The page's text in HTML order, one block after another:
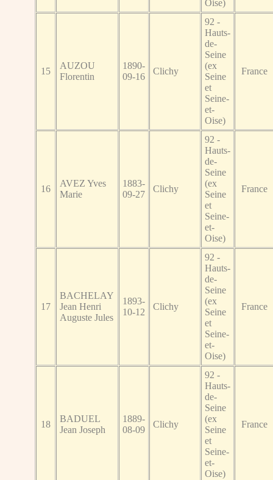
Oise)
15
AUZOU
Florentin
1890-
09-16
Clichy
92 -
Hauts-
de-
Seine
(ex
Seine
et
Seine-
et-
Oise)
France
16
AVEZ Yves
Marie
1883-
09-27
Clichy
92 -
Hauts-
de-
Seine
(ex
Seine
et
Seine-
et-
Oise)
France
17
BACHELAY
Jean Henri
Auguste Jules
1893-
10-12
Clichy
92 -
Hauts-
de-
Seine
(ex
Seine
et
Seine-
et-
Oise)
France
18
BADUEL
Jean Joseph
1889-
08-09
Clichy
92 -
Hauts-
de-
Seine
(ex
Seine
et
Seine-
et-
Oise)
France